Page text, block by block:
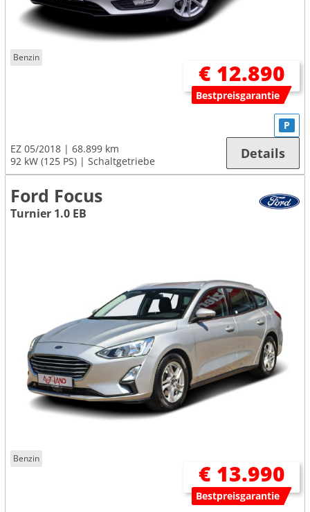
Benzin
€ 12.890
Bestpreisgarantie
EZ 05/2018
68.899 km
92 kW (125 PS)
Schaltgetriebe
P
Details
Ford Focus
Turnier 1.0 EB
Benzin
€ 13.990
Bestpreisgarantie